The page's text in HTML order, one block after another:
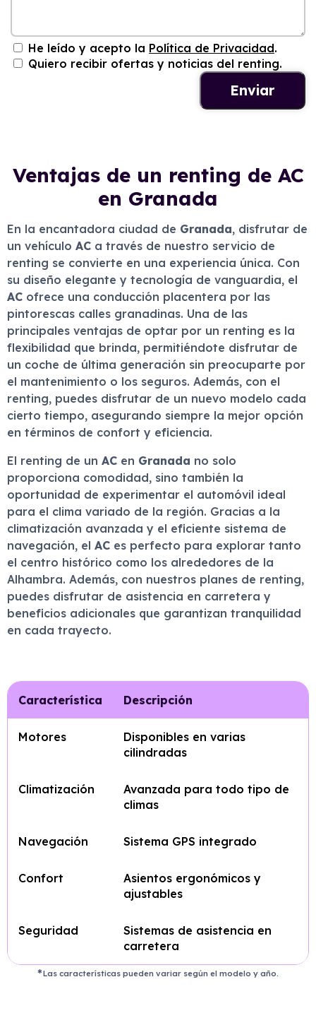
He leído y acepto la Política de Privacidad.
Quiero recibir ofertas y noticias del renting.
Ventajas de un renting de AC
en Granada
En la encantadora ciudad de Granada, disfrutar de
un vehículo AC a través de nuestro servicio de
renting se convierte en una experiencia única. Con
su diseño elegante y tecnología de vanguardia, el
AC ofrece una conducción placentera por las
pintorescas calles granadinas. Una de las
principales ventajas de optar por un renting es la
flexibilidad que brinda, permitiéndote disfrutar de
un coche de última generación sin preocuparte por
el mantenimiento o los seguros. Además, con el
renting, puedes disfrutar de un nuevo modelo cada
cierto tiempo, asegurando siempre la mejor opción
en términos de confort y eficiencia.
El renting de un AC en Granada no solo
proporciona comodidad, sino también la
oportunidad de experimentar el automóvil ideal
para el clima variado de la región. Gracias a la
climatización avanzada y el eficiente sistema de
navegación, el AC es perfecto para explorar tanto
el centro histórico como los alrededores de la
Alhambra. Además, con nuestros planes de renting,
puedes disfrutar de asistencia en carretera y
beneficios adicionales que garantizan tranquilidad
en cada trayecto.
Característica Descripción
Motores
Disponibles en varias
cilindradas
Climatización
Avanzada para todo tipo de
climas
Navegación Sistema GPS integrado
Confort
Asientos ergonómicos y
ajustables
Seguridad
Sistemas de asistencia en
carretera
Las características pueden variar según el modelo y año.